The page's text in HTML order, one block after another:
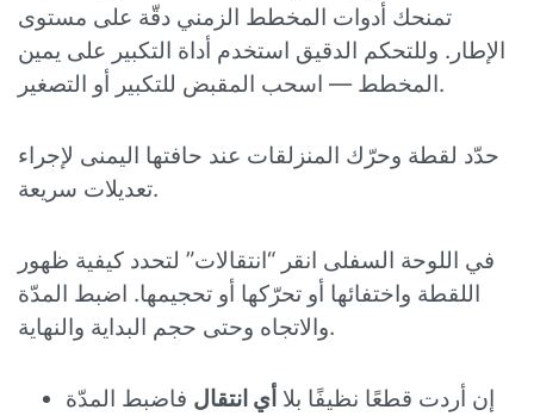
تمنحك أدوات المخطط الزمني دقّة على مستوى
الإطار. وللتحكم الدقيق استخدم أداة التكبير على يمين
المخطط — اسحب المقبض للتكبير أو التصغير.
حدّد لقطة وحرّك المنزلقات عند حافتها اليمنى لإجراء
تعديلات سريعة.
في اللوحة السفلى انقر “انتقالات” لتحدد كيفية ظهور
اللقطة واختفائها أو تحرّكها أو تحجيمها. اضبط المدّة
والاتجاه وحتى حجم البداية والنهاية.
إن أردت قطعًا نظيفًا بلا أي انتقال فاضبط المدّة